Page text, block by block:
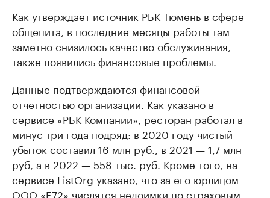
Как утверждает источник РБК Тюмень в сфере
общепита, в последние месяцы работы там
заметно снизилось качество обслуживания,
также появились финансовые проблемы.
Данные подтверждаются финансовой
отчетностью организации. Как указано в
сервисе «РБК Компании», ресторан работал в
минус три года подряд: в 2020 году чистый
убыток составил 16 млн руб., в 2021 — 1,7 млн
руб, а в 2022 — 558 тыс. руб. Кроме того, на
сервисе ListOrg указано, что за его юрлицом
ООО «Е72» числятся недоимки по страховым